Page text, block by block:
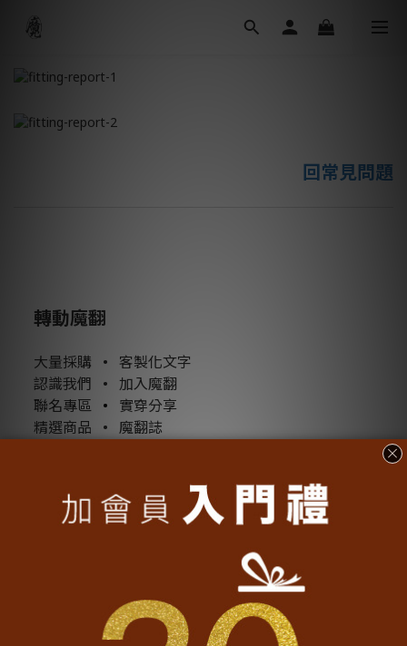
回常見問題
轉動魔翻
大量採購 •
客製化文字
認識我們 •
加入魔翻
聯名專區 •
實穿分享
精選商品 • 魔翻誌
Facebook官方粉絲團